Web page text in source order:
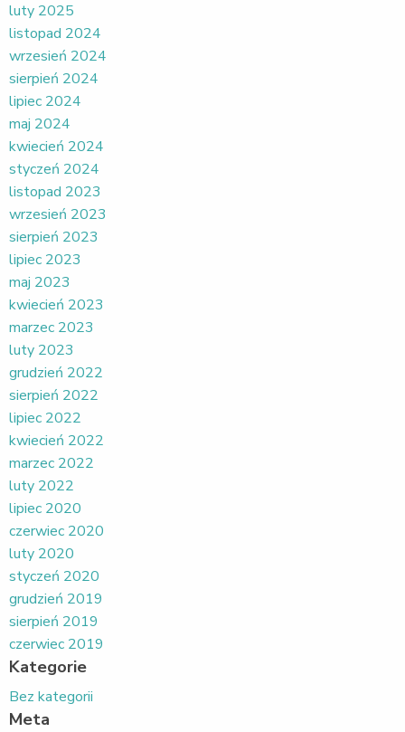
luty 2025
listopad 2024
wrzesień 2024
sierpień 2024
lipiec 2024
maj 2024
kwiecień 2024
styczeń 2024
listopad 2023
wrzesień 2023
sierpień 2023
lipiec 2023
maj 2023
kwiecień 2023
marzec 2023
luty 2023
grudzień 2022
sierpień 2022
lipiec 2022
kwiecień 2022
marzec 2022
luty 2022
lipiec 2020
czerwiec 2020
luty 2020
styczeń 2020
grudzień 2019
sierpień 2019
czerwiec 2019
Kategorie
Bez kategorii
Meta